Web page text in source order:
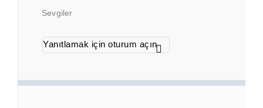
Sevgiler
Yanıtlamak için oturum açın